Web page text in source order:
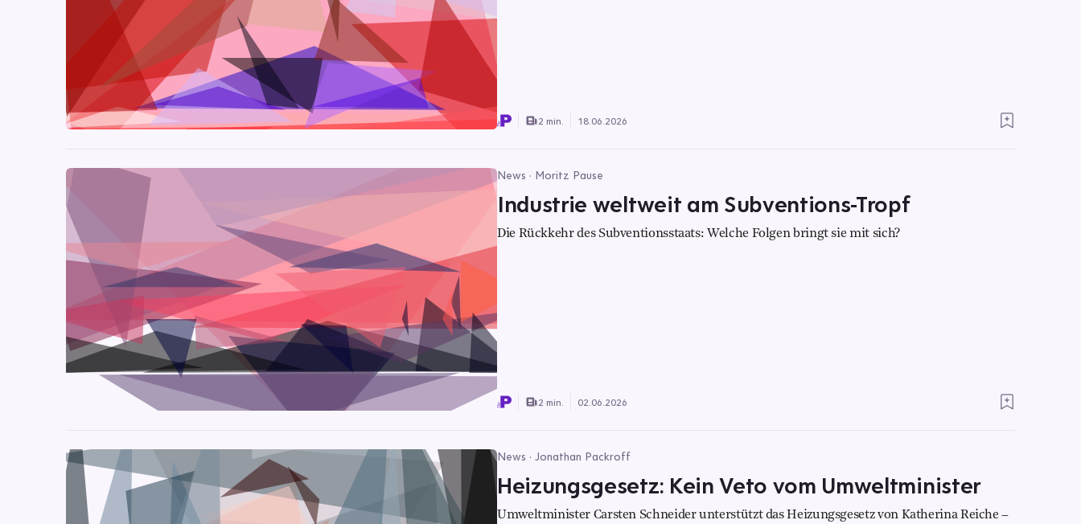
2 min. 18.06.2026
News · Moritz Pause
Industrie weltweit am Subventions-Tropf
Die Rückkehr des Subventionsstaats: Welche Folgen bringt sie mit sich?
2 min. 02.06.2026
News · Jonathan Packroff
Heizungsgesetz: Kein Veto vom Umweltminister
Umweltminister Carsten Schneider unterstützt das Heizungsgesetz von Katherina Reiche –